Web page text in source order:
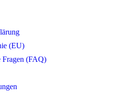
(EU)
Fragen (FAQ)